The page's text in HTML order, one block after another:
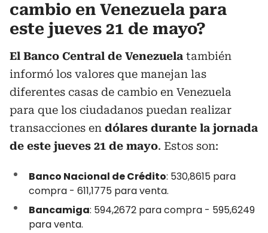
cambio en Venezuela para
este jueves 21 de mayo?
El Banco Central de Venezuela también
informó los valores que manejan las
diferentes casas de cambio en Venezuela
para que los ciudadanos puedan realizar
transacciones en dólares durante la jornada
de este jueves 21 de mayo. Estos son:
Banco Nacional de Crédito: 530,8615 para
compra - 611,1775 para venta.
Bancamiga: 594,2672 para compra - 595,6249
para venta.